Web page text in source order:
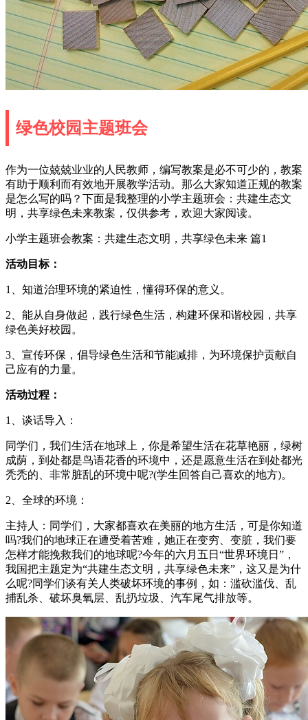
绿色校园主题班会
作为一位兢兢业业的人民教师，编写教案是必不可少的，教案
有助于顺利而有效地开展教学活动。那么大家知道正规的教案
是怎么写的吗？下面是我整理的小学主题班会：共建生态文
明，共享绿色未来教案，仅供参考，欢迎大家阅读。
小学主题班会教案：共建生态文明，共享绿色未来 篇1
活动目标：
1、知道治理环境的紧迫性，懂得环保的意义。
2、能从自身做起，践行绿色生活，构建环保和谐校园，共享
绿色美好校园。
3、宣传环保，倡导绿色生活和节能减排，为环境保护贡献自
己应有的力量。
活动过程：
1、谈话导入：
同学们，我们生活在地球上，你是希望生活在花草艳丽，绿树
成荫，到处都是鸟语花香的环境中，还是愿意生活在到处都光
秃秃的、非常脏乱的环境中呢?(学生回答自己喜欢的地方)。
2、全球的环境：
主持人：同学们，大家都喜欢在美丽的地方生活，可是你知道
吗?我们的地球正在遭受着苦难，她正在变穷、变脏，我们要
怎样才能挽救我们的地球呢?今年的六月五日“世界环境日”，
我国把主题定为“共建生态文明，共享绿色未来”，这又是为什
么呢?同学们谈有关人类破坏环境的事例，如：滥砍滥伐、乱
捕乱杀、破坏臭氧层、乱扔垃圾、汽车尾气排放等。